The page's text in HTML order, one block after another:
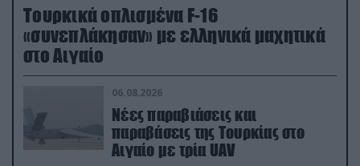
Τουρκικά οπλισμένα F-16
«συνεπλάκησαν» με ελληνικά μαχητικά
στο Αιγαίο
06.08.2026
Νέες παραβιάσεις και
παραβάσεις της Τουρκίας στο
Αιγαίο με τρία UAV